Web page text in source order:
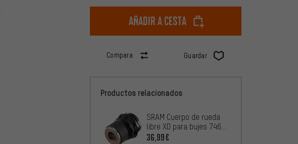
Añadir a cesta
Compara Guardar
Productos relacionados
SRAM Cuerpo de rueda
libre XD para bujes 746
/ 716
36,99€